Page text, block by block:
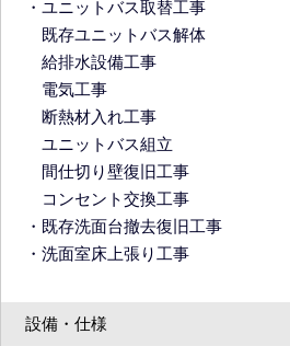
・ユニットバス取替工事
既存ユニットバス解体
給排水設備工事
電気工事
断熱材入れ工事
ユニットバス組立
間仕切り壁復旧工事
コンセント交換工事
・既存洗面台撤去復旧工事
・洗面室床上張り工事
設備・仕様